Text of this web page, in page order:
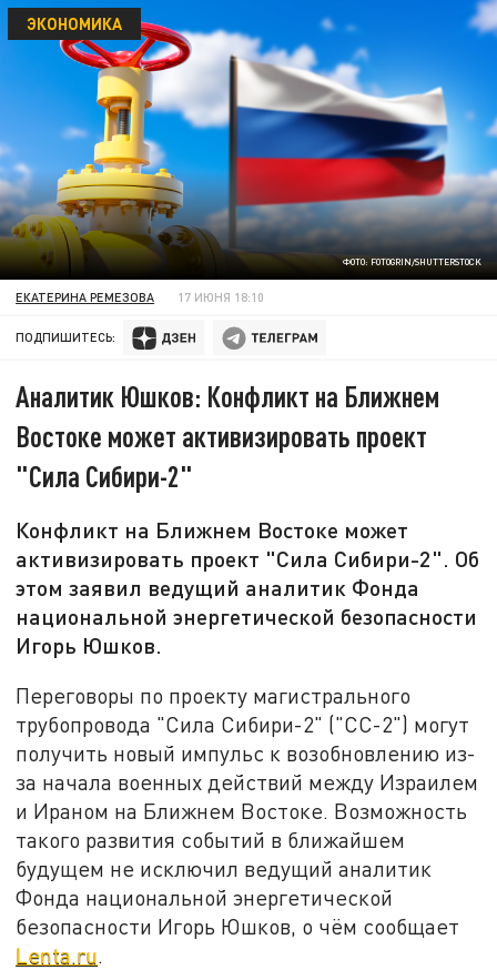
ФОТО: FOTOGRIN/SHUTTERSTOCK
ЭКОНОМИКА
ЕКАТЕРИНА РЕМЕЗОВА 17 ИЮНЯ 18:10
ПОДПИШИТЕСЬ:
Аналитик Юшков: Конфликт на Ближнем
Востоке может активизировать проект
"Сила Сибири-2"
Конфликт на Ближнем Востоке может
активизировать проект "Сила Сибири-2". Об
этом заявил ведущий аналитик Фонда
национальной энергетической безопасности
Игорь Юшков.
Переговоры по проекту магистрального
трубопровода "Сила Сибири-2" ("СС-2") могут
получить новый импульс к возобновлению из-
за начала военных действий между Израилем
и Ираном на Ближнем Востоке. Возможность
такого развития событий в ближайшем
будущем не исключил ведущий аналитик
Фонда национальной энергетической
безопасности Игорь Юшков, о чём сообщает
Lenta.ru.